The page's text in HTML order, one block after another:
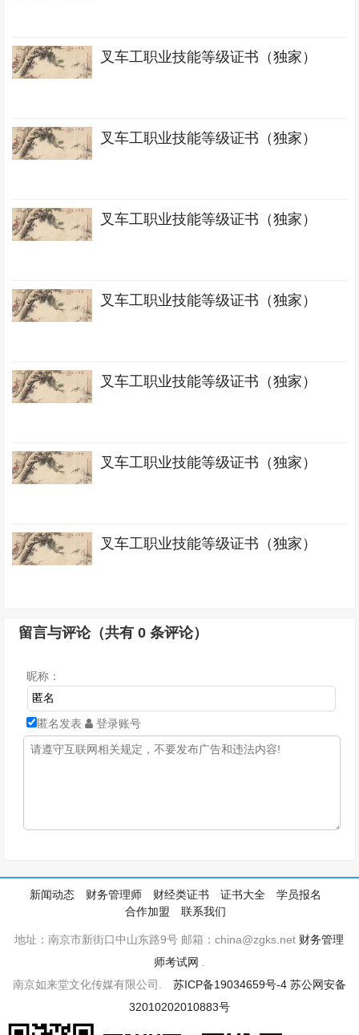
叉车工职业技能等级证书（独家）
叉车工职业技能等级证书（独家）
叉车工职业技能等级证书（独家）
叉车工职业技能等级证书（独家）
叉车工职业技能等级证书（独家）
叉车工职业技能等级证书（独家）
叉车工职业技能等级证书（独家）
留言与评论（共有0 条评论）
昵称：
匿名发表 登录账号
新闻动态 财务管理师 财经类证书 证书大全
学员报名
合作加盟
联系我们
地址：南京市新街口中山东路9号 邮箱：china@zgks.net 财务管理
师考试网
南京如来堂文化传媒有限公司. 苏ICP备19034659号-4 苏公网安备
32010202010883号